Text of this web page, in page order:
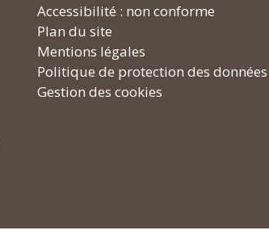
Accessibilité : non conforme
Plan du site
Mentions légales
Politique de protection des données
Gestion des cookies